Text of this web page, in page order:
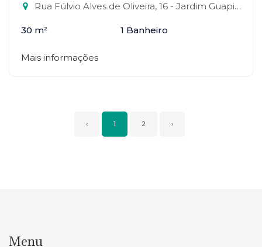
Rua Fúlvio Alves de Oliveira, 16 - Jardim Guapituba, Mauá-SP
30 m² 1 Banheiro
Mais informações
‹ 1 2 ›
Menu